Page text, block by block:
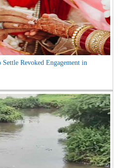
Revoked Engagement in